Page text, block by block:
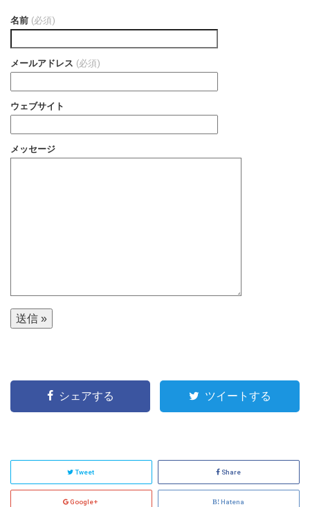
名前 (必須)
メールアドレス (必須)
ウェブサイト
メッセージ
シェアする ツイートする
Tweet Share
Google+ Hatena